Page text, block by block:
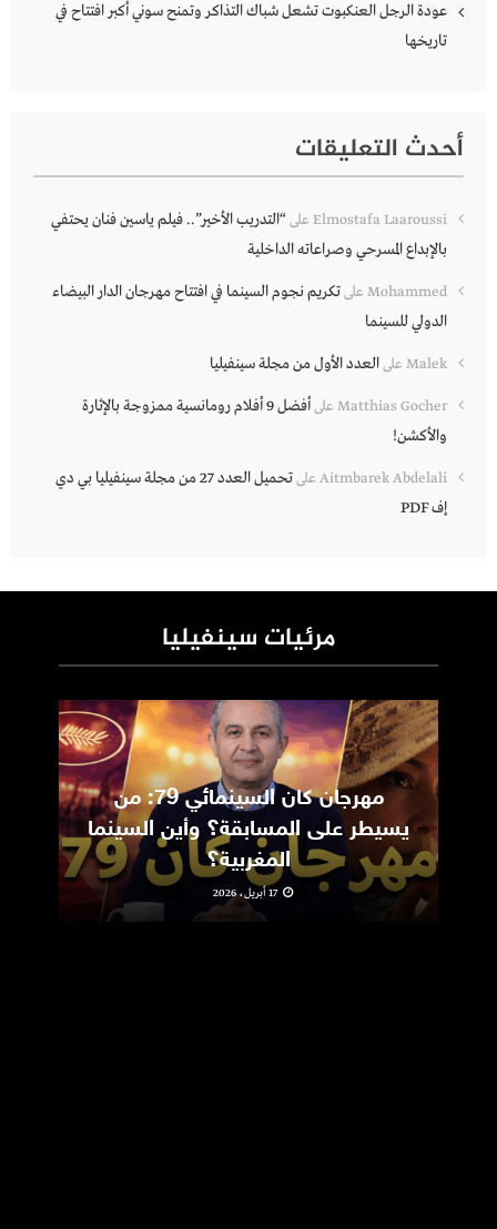
عودة الرجل العنكبوت تشعل شباك التذاكر وتمنح سوني أكبر افتتاح في
تاريخها
أحدث التعليقات
Elmostafa Laaroussi على“التدريب الأخير”.. فيلم ياسين فنان يحتفي
بالإبداع المسرحي وصراعاته الداخلية
Mohammed علىتكريم نجوم السينما في افتتاح مهرجان الدار البيضاء
الدولي للسينما
Malek علىالعدد الأول من مجلة سينفيليا
Matthias Gocher على
أفضل 9 أفلام رومانسية ممزوجة بالإثارة
والأكشن!
Aitmbarek Abdelali على
تحميل العدد 27 من مجلة سينفيليا بي دي
إف PDF
مرئيات سينفيليا
مهرجان كان السينمائي 79: من
يسيطر على المسابقة؟ وأين السينما
المغربية؟
17 أبريل، 2026